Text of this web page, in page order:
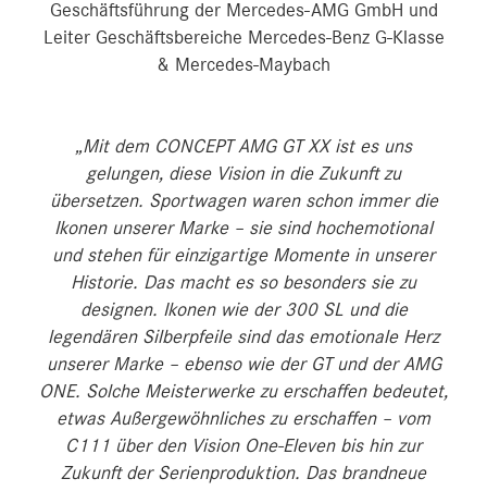
Geschäftsführung der Mercedes-AMG GmbH und
Leiter Geschäftsbereiche Mercedes-Benz G-Klasse
& Mercedes-Maybach
„Mit dem CONCEPT AMG GT XX ist es uns
gelungen, diese Vision in die Zukunft zu
übersetzen. Sportwagen waren schon immer die
Ikonen unserer Marke – sie sind hochemotional
und stehen für einzigartige Momente in unserer
Historie. Das macht es so besonders sie zu
designen. Ikonen wie der 300 SL und die
legendären Silberpfeile sind das emotionale Herz
unserer Marke – ebenso wie der GT und der AMG
ONE. Solche Meisterwerke zu erschaffen bedeutet,
etwas Außergewöhnliches zu erschaffen – vom
C111 über den Vision One‑Eleven bis hin zur
Zukunft der Serienproduktion. Das brandneue